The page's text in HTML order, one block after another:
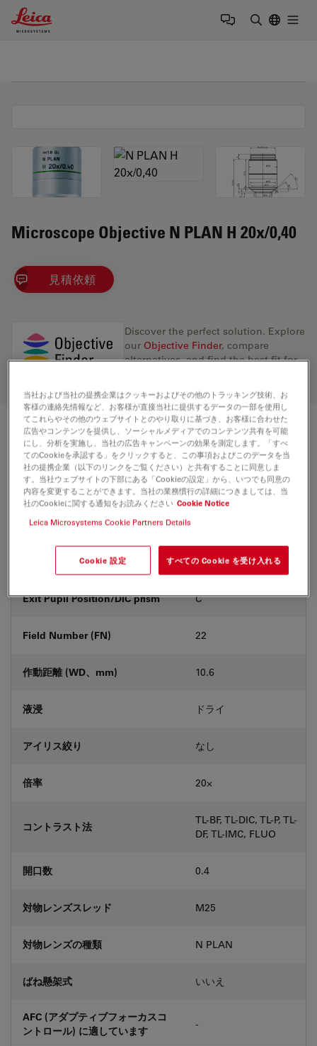
Leica Microsystems Logo
Microscope Objective N PLAN H 20x/0,40
見積依頼
Discover the perfect solution. Explore
our Objective Finder, compare
alternatives, and find the best fit for
技術仕様
製品番号 11566056
補正環 (CORR)
カバーガラス 1.8 Quartz
Exit Pupil Position/DIC prism C
Field Number (FN) 22
作動距離 (WD、mm) 10.6
液浸 ドライ
アイリス絞り なし
倍率 20⨉
コントラスト法
TL-BF, TL-DIC, TL-P, TL-
DF, TL-IMC, FLUO
開口数 0.4
対物レンズスレッド M25
対物レンズの種類 N PLAN
ばね懸架式 いいえ
AFC (アダプティブフォーカスコ
ントロール) に適しています
-
当社および当社の提携企業はクッキーおよびその他のトラッキング技術、お
客様の連絡先情報など、お客様が直接当社に提供するデータの一部を使用し
てこれらやその他のウェブサイトとのやり取りに基づき、お客様に合わせた
広告やコンテンツを提供し、ソーシャルメディアでのコンテンツ共有を可能
にし、分析を実施し、当社の広告キャンペーンの効果を測定します。「すべ
てのCookieを承認する」をクリックすると、この事項およびこのデータを当
社の提携企業（以下のリンクをご覧ください）と共有することに同意しま
す。当社ウェブサイトの下部にある「Cookieの設定」から、いつでも同意の
内容を変更することができます。当社の業務慣行の詳細につきましては、当
社のCookieに関する通知をお読みください Cookie Notice
Leica Microsystems Cookie Partners Details
Cookie 設定 すべての Cookie を受け入れる